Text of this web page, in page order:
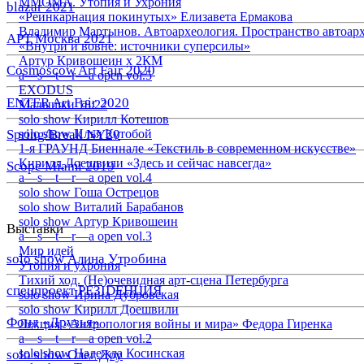
blazar 2021
АРТ Москва 2021
Cosmoscow Art Fair 2020
ENTER Art Fair 2020
Spring/Break NY20
Scope Miami 2019
Выставки
solo show Алина Утробина
спецпроект РЕЗIDЕНЦИЯ
Фонд «Друзья»
solo show Олег Доу
«Реинкарнация покинутых» Елизавета Ермакова
Владимир Мартынов. Автоархеология. Пространство
«Внутри и вовне: источники суперсилы»
Артур Кривошеин х 2КМ
a—s—t—r—a open vol.5
EXODUS
Малышки 18:22
solo show Кирилл Котешов
solo show Илья Кутобой
1-я ГРАУНД Биеннале «Текстиль в современном искусстве»
Кирилл Доешвили «Здесь и сейчас навсегда»
a—s—t—r—a open vol.4
solo show Гоша Острецов
solo show Виталий Барабанов
solo show Артур Кривошеин
a—s—t—r—a open vol.3
Мир идей
Утопия и ухрония
Тихий ход. (Не)очевидная арт-сцена Петербурга
solo show Ирина Дубровская
solo show Кирилл Доешвили
Лекция «Антропология войны и мира» Федора Гиренка
a—s—t—r—a open vol.2
solo show Надежда Косинская